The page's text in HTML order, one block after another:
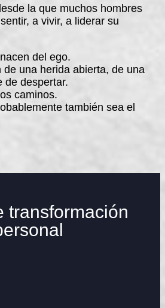
la que muchos hombres
a vivir, a liderar su
del ego.
una herida abierta, de una
de despertar.
caminos.
también sea el
transformación